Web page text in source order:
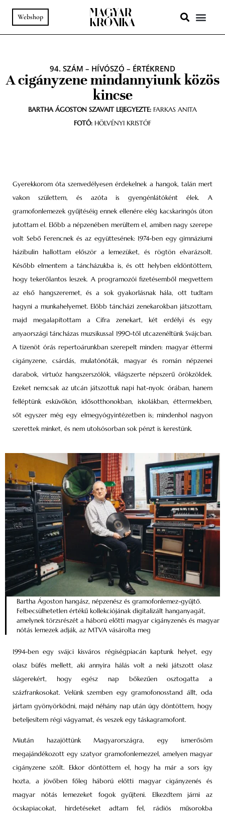
Webshop
94. SZÁM – HÍVÓSZÓ – ÉRTÉKREND
A cigányzene mindannyiunk közös
kincse
BARTHA ÁGOSTON SZAVAIT LEJEGYEZTE: FARKAS ANITA
FOTÓ: HÖLVÉNYI KRISTÓF
Gyerekkorom óta szenvedélyesen érdekelnek a hangok, talán mert
vakon születtem, és azóta is gyengénlátóként élek. A
gramofonlemezek gyűjtéséig ennek ellenére elég kacskaringós úton
jutottam el. Előbb a népzenében merültem el, amiben nagy szerepe
volt Sebő Ferencnek és az együttesének: 1974-ben egy gimnáziumi
házibulin hallottam először a lemezüket, és rögtön elvarázsolt.
Később elmentem a táncházukba is, és ott helyben eldöntöttem,
hogy tekerőlantos leszek. A programozói fizetésemből megvettem
az első hangszeremet, és a sok gyakorlásnak hála, ott tudtam
hagyni a munkahelyemet. Előbb táncházi zenekarokban játszottam,
majd megalapítottam a Cifra zenekart, két erdélyi és egy
anyaországi táncházas muzsikussal 1990-től utcazenéltünk Svájcban.
A tizenöt órás repertoárunkban szerepelt minden: magyar éttermi
cigányzene, csárdás, mulatónóták, magyar és román népzenei
darabok, virtuóz hangszerszólók, világszerte népszerű örökzöldek.
Ezeket nemcsak az utcán játszottuk napi hat-nyolc órában, hanem
felléptünk esküvőkön, idősotthonokban, iskolákban, éttermekben,
sőt egyszer még egy elmegyógyintézetben is; mindenhol nagyon
szerettek minket, és nem utolsósorban sok pénzt is kerestünk.
Bartha Ágoston hangász, népzenész és gramofonlemez-gyűjtő.
Felbecsülhetetlen értékű kollekciójának digitalizált hanganyagát,
amelynek törzsrészét a háború előtti magyar cigányzenés és magyar
nótás lemezek adják, az MTVA vásárolta meg
1994-ben egy svájci kisváros régiségpiacán kaptunk helyet, egy
olasz büfés mellett, aki annyira hálás volt a neki játszott olasz
slágerekért, hogy egész nap bőkezűen osztogatta a
százfrankosokat. Velünk szemben egy gramofonosstand állt, oda
jártam gyönyörködni, majd néhány nap után úgy döntöttem, hogy
beteljesítem régi vágyamat, és veszek egy táskagramofont.
Miután hazajöttünk Magyarországra, egy ismerősöm
megajándékozott egy szatyor gramofonlemezzel, amelyen magyar
cigányzene szólt. Ekkor döntöttem el, hogy ha már a sors így
hozta, a jövőben főleg háború előtti magyar cigányzenés és
magyar nótás lemezeket fogok gyűjteni. Elkezdtem járni az
ócskapiacokat, hirdetéseket adtam fel, rádiós műsorokba